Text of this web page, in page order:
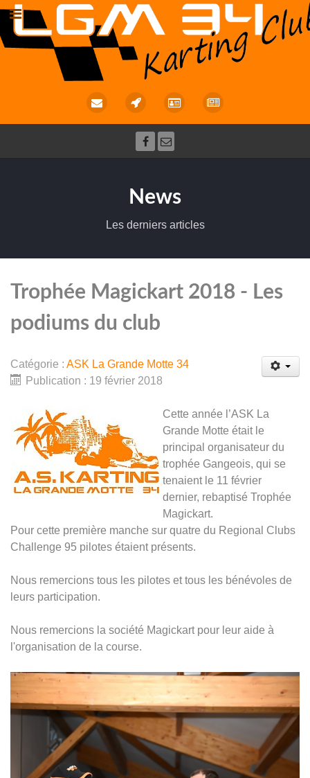
News
Les derniers articles
Trophée Magickart 2018 - Les
podiums du club
Catégorie : ASK La Grande Motte 34
Publication : 19 février 2018
Cette année l’ASK La
Grande Motte était le
principal organisateur du
trophée Gangeois, qui se
tenaient le 11 février
dernier, rebaptisé Trophée
Magickart.
Pour cette première manche sur quatre du Regional Clubs
Challenge 95 pilotes étaient présents.
Nous remercions tous les pilotes et tous les bénévoles de
leurs participation.
Nous remercions la société Magickart pour leur aide à
l'organisation de la course.